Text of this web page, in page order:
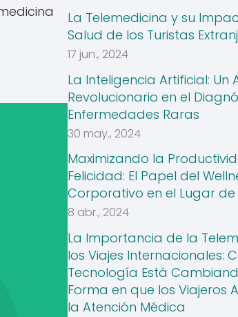
La Telemedicina y su
Salud de los Turistas
17 jun., 2024
La Inteligencia Artificial: Un
Revolucionario en el
Enfermedades Raras
30 may., 2024
Maximizando la
Felicidad: El Papel del
Corporativo en el Lugar
8 abr., 2024
La Importancia de la
los Viajes Internacionales:
Tecnología Está
Forma en que los Viajeros
la Atención Médica